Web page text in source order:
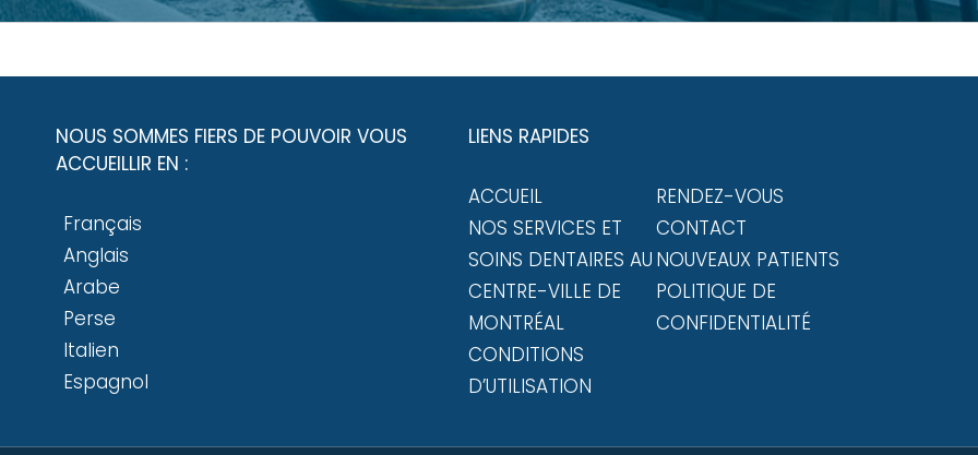
NOUS SOMMES FIERS DE POUVOIR VOUS
ACCUEILLIR EN :
Français
Anglais
Arabe
Perse
Italien
Espagnol
LIENS RAPIDES
ACCUEIL
RENDEZ-VOUS
NOS SERVICES ET
SOINS DENTAIRES AU
CENTRE-VILLE DE
MONTRÉAL
CONTACT
NOUVEAUX PATIENTS
POLITIQUE DE
CONFIDENTIALITÉ
CONDITIONS
D’UTILISATION